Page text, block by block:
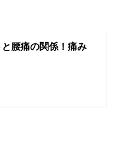
腰痛の関係！痛み